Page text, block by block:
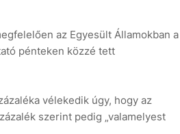
az Egyesült Államokban a
pénteken közzé tett
vélekedik úgy, hogy az
szerint pedig „valamelyest